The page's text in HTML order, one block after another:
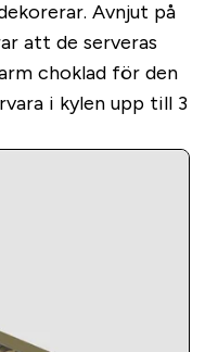
Avnjut på
att de serveras
choklad för den
i kylen upp till 3